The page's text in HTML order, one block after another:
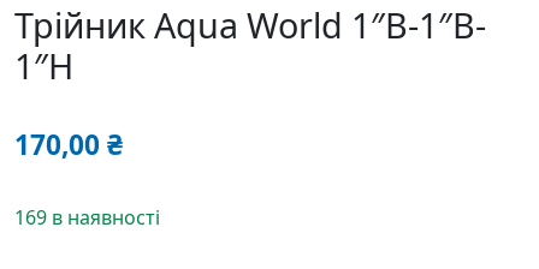
Трійник Aqua World 1″B-1″B-
1″H
170,00₴
169 в наявності